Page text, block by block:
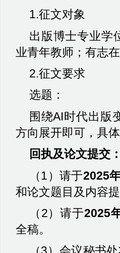
1.征文对象
出版博士专业学
业青年教师；有志
2.征文要求
选题：
围绕AI时代出版
方向展开即可，具体
回执及论文提交：
（1）请于2025
和论文题目及内容提
（2）请于2025
全稿。